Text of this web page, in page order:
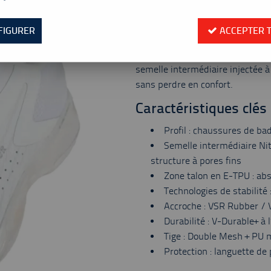
Chaussures Victor A970 Nitrolite
semelle intermédiaire injectée
sans perdre en confort.
Caractéristiques clés
Profil : chaussures de
Semelle intermédiaire
structure à pores fins
Zone talon en E-TPU :
Technologies de stabilité
Accroche : VSR Rubber
Durabilité : V-Durable+ à
Tige : Double Mesh +
Protection : languette
ACCEPTER